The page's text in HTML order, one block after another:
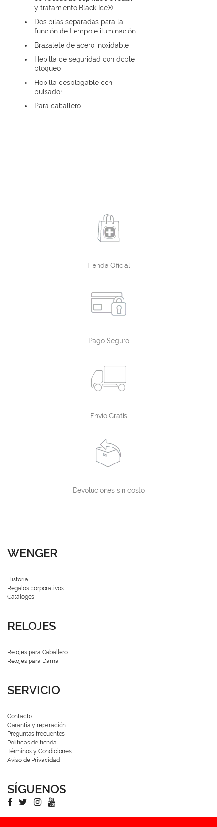
y tratamiento Black Ice®
Dos pilas separadas para la
función de tiempo e iluminación
Brazalete de acero inoxidable
Hebilla de seguridad con doble
bloqueo
Hebilla desplegable con
pulsador
Para caballero
Tienda Oficial
Pago Seguro
Envío Gratis
Devoluciones sin costo
WENGER
Historia
Regalos corporativos
Catálogos
RELOJES
Relojes para Caballero
Relojes para Dama
SERVICIO
Contacto
Garantía y reparación
Preguntas frecuentes
Políticas de tienda
Términos y Condiciones
Aviso de Privacidad
SÍGUENOS